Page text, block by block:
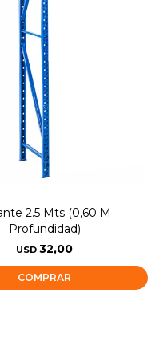
2.5 Mts (0,60 M
Profundidad)
USD 32,00